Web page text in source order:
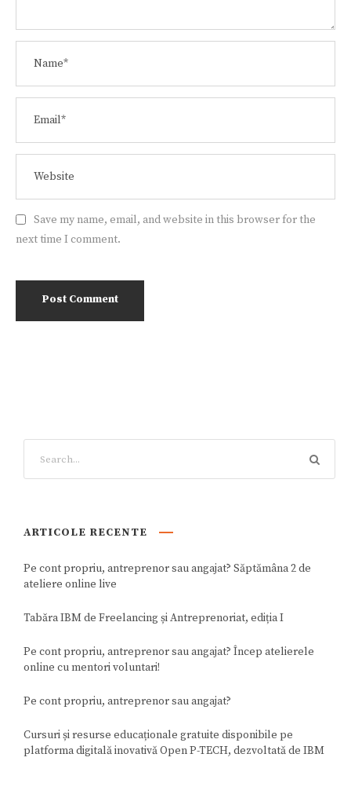
Save my name, email, and website in this browser for the
next time I comment.
ARTICOLE RECENTE
Pe cont propriu, antreprenor sau angajat? Săptămâna 2 de
ateliere online live
Tabăra IBM de Freelancing și Antreprenoriat, ediția I
Pe cont propriu, antreprenor sau angajat? Încep atelierele
online cu mentori voluntari!
Pe cont propriu, antreprenor sau angajat?
Cursuri și resurse educaționale gratuite disponibile pe
platforma digitală inovativă Open P-TECH, dezvoltată de IBM